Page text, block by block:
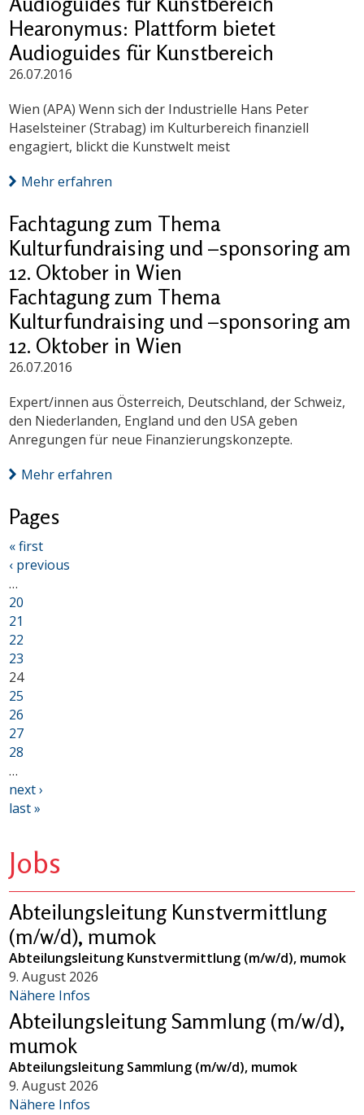
Hearonymus: Plattform bietet
Audioguides für Kunstbereich
26.07.2016
Wien (APA) Wenn sich der Industrielle Hans Peter
Haselsteiner (Strabag) im Kulturbereich finanziell
engagiert, blickt die Kunstwelt meist
Mehr erfahren
Fachtagung zum Thema
Kulturfundraising und –sponsoring am
12. Oktober in Wien
Fachtagung zum Thema
Kulturfundraising und –sponsoring am
12. Oktober in Wien
26.07.2016
Expert/innen aus Österreich, Deutschland, der Schweiz,
den Niederlanden, England und den USA geben
Anregungen für neue Finanzierungskonzepte.
Mehr erfahren
Pages
« first
‹ previous
…
20
21
22
23
24
25
26
27
28
…
next ›
last »
Jobs
Abteilungsleitung Kunstvermittlung
(m/w/d), mumok
Abteilungsleitung Kunstvermittlung (m/w/d), mumok
9. August 2026
Nähere Infos
Abteilungsleitung Sammlung (m/w/d),
mumok
Abteilungsleitung Sammlung (m/w/d), mumok
9. August 2026
Nähere Infos